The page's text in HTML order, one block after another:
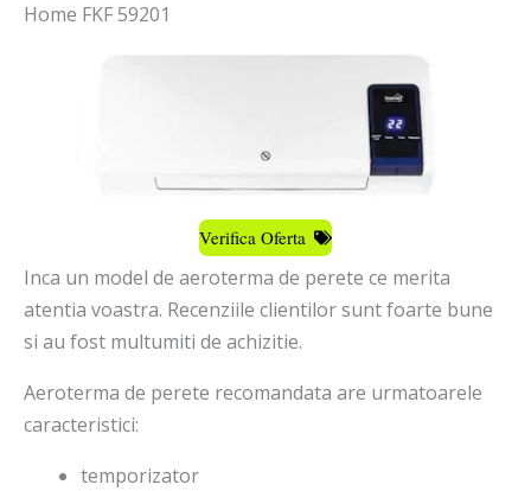
Home FKF 59201
Verifica Oferta
Inca un model de aeroterma de perete ce merita
atentia voastra. Recenziile clientilor sunt foarte bune
si au fost multumiti de achizitie.
Aeroterma de perete recomandata are urmatoarele
caracteristici:
temporizator